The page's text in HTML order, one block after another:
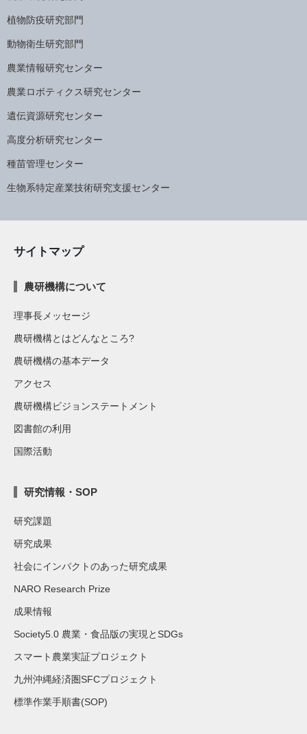
植物防疫研究部門
動物衛生研究部門
農業情報研究センター
農業ロボティクス研究センター
遺伝資源研究センター
高度分析研究センター
種苗管理センター
生物系特定産業技術研究支援センター
サイトマップ
農研機構について
理事長メッセージ
農研機構とはどんなところ?
農研機構の基本データ
アクセス
農研機構ビジョンステートメント
図書館の利用
国際活動
研究情報・SOP
研究課題
研究成果
社会にインパクトのあった研究成果
NARO Research Prize
成果情報
Society5.0 農業・食品版の実現とSDGs
スマート農業実証プロジェクト
九州沖縄経済圏SFCプロジェクト
標準作業手順書(SOP)